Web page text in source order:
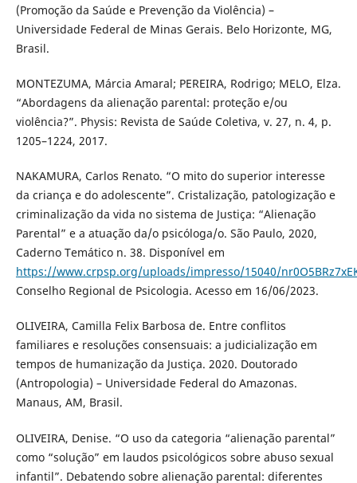
(Promoção da Saúde e Prevenção da Violência) –
Universidade Federal de Minas Gerais. Belo Horizonte, MG,
Brasil.
MONTEZUMA, Márcia Amaral; PEREIRA, Rodrigo; MELO, Elza.
“Abordagens da alienação parental: proteção e/ou
violência?”. Physis: Revista de Saúde Coletiva, v. 27, n. 4, p.
1205–1224, 2017.
NAKAMURA, Carlos Renato. “O mito do superior interesse
da criança e do adolescente”. Cristalização, patologização e
criminalização da vida no sistema de Justiça: “Alienação
Parental” e a atuação da/o psicóloga/o. São Paulo, 2020,
Caderno Temático n. 38. Disponível em
https://www.crpsp.org/uploads/impresso/15040/
Conselho Regional de Psicologia. Acesso em 16/06/2023.
OLIVEIRA, Camilla Felix Barbosa de. Entre conflitos
familiares e resoluções consensuais: a judicialização em
tempos de humanização da Justiça. 2020. Doutorado
(Antropologia) – Universidade Federal do Amazonas.
Manaus, AM, Brasil.
OLIVEIRA, Denise. “O uso da categoria “alienação parental”
como “solução” em laudos psicológicos sobre abuso sexual
infantil”. Debatendo sobre alienação parental: diferentes